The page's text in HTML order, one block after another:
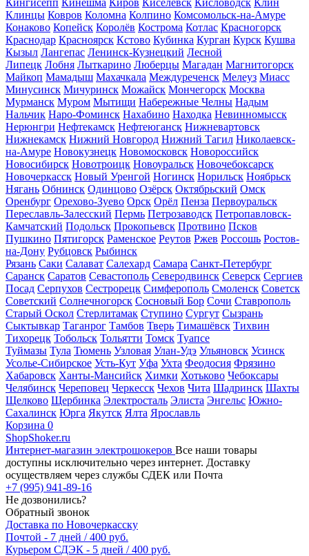
Кингисепп Кинешма Киров Киселёвск Кисловодск Клин
Клинцы Ковров Коломна Колпино Комсомольск-на-Амуре
Конаково Копейск Королёв Кострома Котлас Красногорск
Краснодар Красноярск Кстово Кубинка Курган Курск Кушва
Кызыл Лангепас Ленинск-Кузнецкий Лесной
Липецк Лобня Лыткарино Люберцы Магадан Магнитогорск
Майкоп Мамадыш Махачкала Междуреченск Мелеуз Миасс
Минусинск Мичуринск Можайск Мончегорск Москва
Мурманск Муром Мытищи Набережные Челны Надым
Нальчик Наро-Фоминск Нахабино Находка Невинномысск
Нерюнгри Нефтекамск Нефтеюганск Нижневартовск
Нижнекамск Нижний Новгород Нижний Тагил Николаевск-
на-Амуре Новокузнецк Новомосковск Новороссийск
Новосибирск Новотроицк Новоуральск Новочебоксарск
Новочеркасск Новый Уренгой Ногинск Норильск Ноябрьск
Нягань Обнинск Одинцово Озёрск Октябрьский Омск
Оренбург Орехово-Зуево Орск Орёл Пенза Первоуральск
Переславль-Залесский Пермь Петрозаводск Петропавловск-
Камчатский Подольск Прокопьевск Протвино Псков
Пушкино Пятигорск Раменское Реутов Ржев Россошь Ростов-
на-Дону Рубцовск Рыбинск
Рязань Саки Салават Салехард Самара Санкт-Петербург
Саранск Саратов Севастополь Северодвинск Северск Сергиев
Посад Серпухов Сестрорецк Симферополь Смоленск Советск
Советский Солнечногорск Сосновый Бор Сочи Ставрополь
Старый Оскол Стерлитамак Ступино Сургут Сызрань
Сыктывкар Таганрог Тамбов Тверь Тимашёвск Тихвин
Тихорецк Тобольск Тольятти Томск Туапсе
Туймазы Тула Тюмень Узловая Улан-Удэ Ульяновск Усинск
Усолье-Сибирское Усть-Кут Уфа Ухта Феодосия Фрязино
Хабаровск Ханты-Мансийск Химки Хотьково Чебоксары
Челябинск Череповец Черкесск Чехов Чита Шадринск Шахты
Щелково Щербинка Электросталь Элиста Энгельс Южно-
Сахалинск Юрга Якутск Ялта Ярославль
Корзина 0
ShopShoker.ru
Интернет-магазин электрошокеров Все наши товары
доступны исключительно через интернет. Доставку
осуществляем через службы СДЕК или Почта
+7 (995) 941-89-16
Не дозвонились?
Обратный звонок
Доставка по Новочеркасску
Почтой - 7 дней / 400 руб.
Курьером СДЭК - 5 дней / 400 руб.